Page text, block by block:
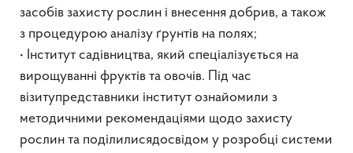
засобів захисту рослин і внесення добрив, а також
з процедурою аналізу ґрунтів на полях;
• Інститут садівництва, який спеціалізується на
вирощуванні фруктів та овочів. Під час
візитупредставники інститут ознайомили з
методичними рекомендаціями щодо захисту
рослин та поділилисядосвідом у розробці системи